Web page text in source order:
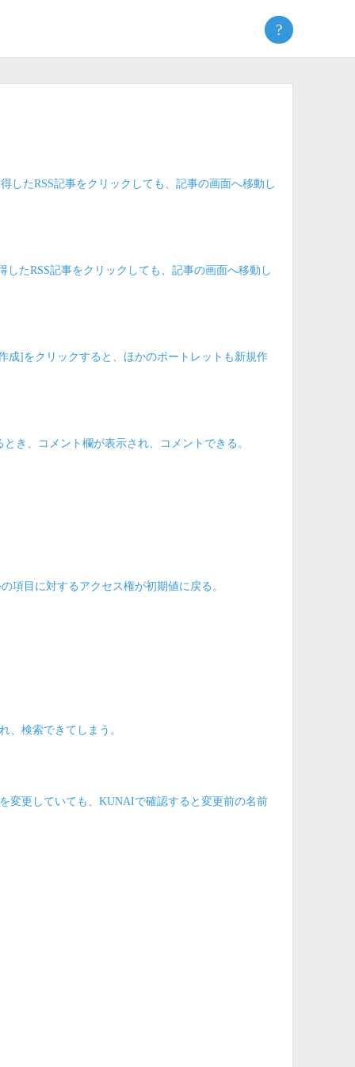
?
したRSS記事をクリックしても、記事の画面へ移動し
たRSS記事をクリックしても、記事の画面へ移動し
成]をクリックすると、ほかのポートレットも新規作
き、コメント欄が表示され、コメントできる。
項目に対するアクセス権が初期値に戻る。
、検索できてしまう。
変更していても、KUNAIで確認すると変更前の名前